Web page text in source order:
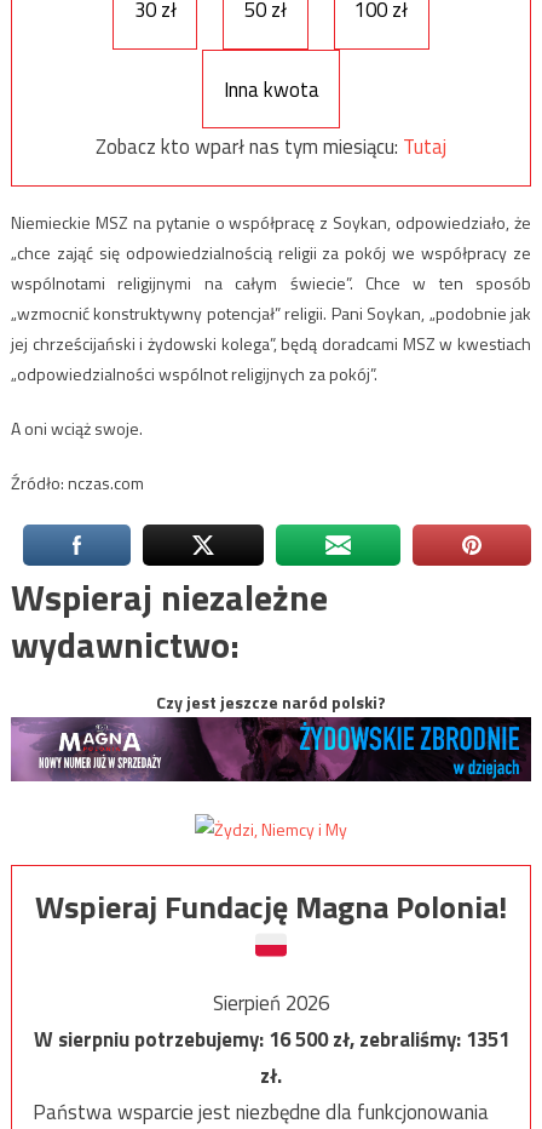
30 zł 50 zł 100 zł
Inna kwota
Zobacz kto wparł nas tym miesiącu: Tutaj
Niemieckie MSZ na pytanie o współpracę z Soykan, odpowiedziało, że
„chce zająć się odpowiedzialnością religii za pokój we współpracy ze
wspólnotami religijnymi na całym świecie”. Chce w ten sposób
„wzmocnić konstruktywny potencjał” religii. Pani Soykan, „podobnie jak
jej chrześcijański i żydowski kolega”, będą doradcami MSZ w kwestiach
„odpowiedzialności wspólnot religijnych za pokój”.
A oni wciąż swoje.
Źródło: nczas.com
Wspieraj niezależne
wydawnictwo:
Czy jest jeszcze naród polski?
Wspieraj Fundację Magna Polonia!
Sierpień 2026
W sierpniu potrzebujemy:16 500zł, zebraliśmy:1351
zł.
Państwa wsparcie jest niezbędne dla funkcjonowania